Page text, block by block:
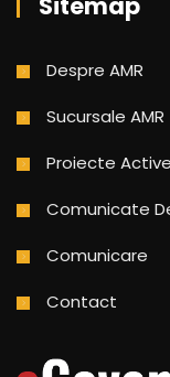
Despre AMR
Sucursale AMR
Proiecte Active
Comunicate
Comunicare
Contact